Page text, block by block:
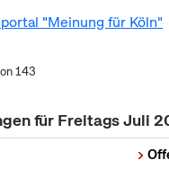
"Meinung für Köln"
143
für Freitags Juli